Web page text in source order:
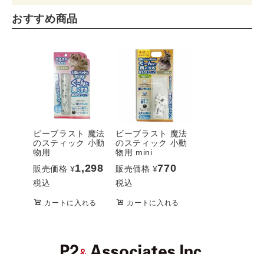
おすすめ商品
ビーブラスト 魔法
のスティック 小動
物用
販売価格 ¥1,298
税込
カートに入れる
ビーブラスト 魔法
のスティック 小動
物用 mini
販売価格 ¥770
税込
カートに入れる